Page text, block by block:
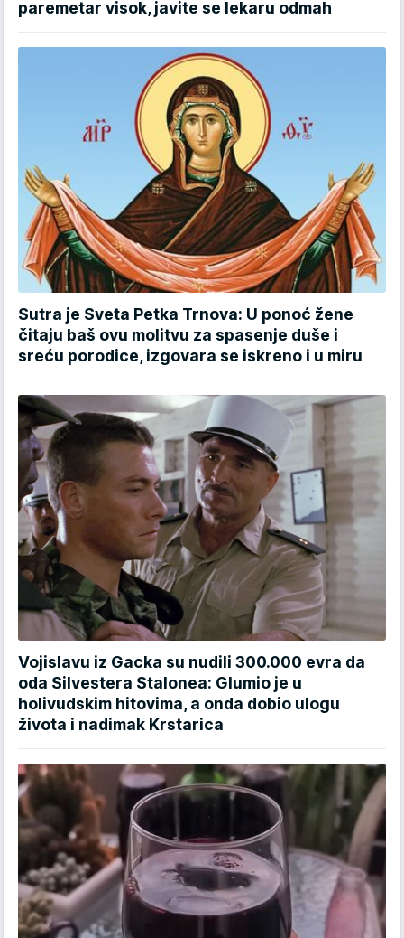
paremetar visok, javite se lekaru odmah
Sutra je Sveta Petka Trnova: U ponoć žene
čitaju baš ovu molitvu za spasenje duše i
sreću porodice, izgovara se iskreno i u miru
Vojislavu iz Gacka su nudili 300.000 evra da
oda Silvestera Stalonea: Glumio je u
holivudskim hitovima, a onda dobio ulogu
života i nadimak Krstarica